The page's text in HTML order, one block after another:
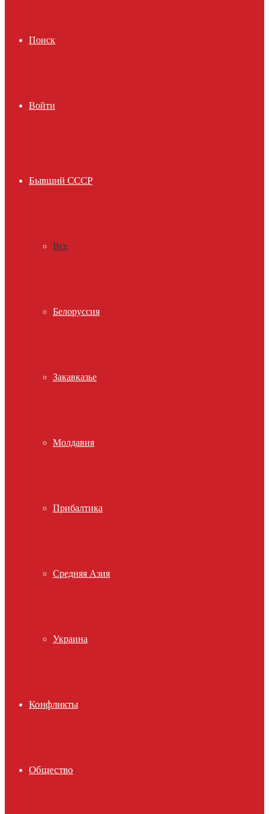
Поиск
Войти
Бывший СССР
Все
Белоруссия
Закавказье
Молдавия
Прибалтика
Средняя Азия
Украина
Конфликты
Общество